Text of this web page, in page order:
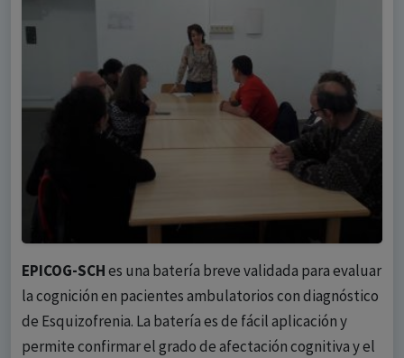
EPICOG-SCHes una batería breve validada para evaluar
la cognición en pacientes ambulatorios con diagnóstico
de Esquizofrenia. La batería es de fácil aplicación y
permite confirmar el grado de afectación cognitiva y el